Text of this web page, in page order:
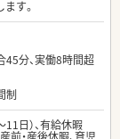
す。
分、実働8時間超
制
11日）、有給休暇